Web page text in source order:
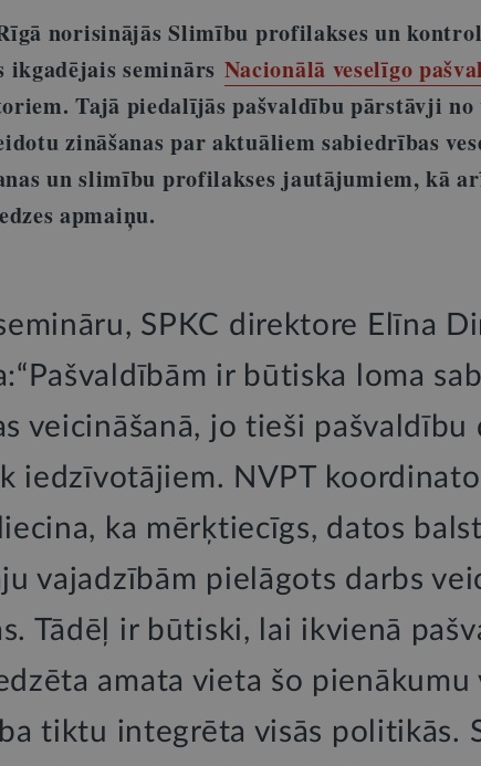
norisinājās Slimību profilakses un
ikgadējais seminārs Nacionālā veselīgo
Tajā piedalījās pašvaldību pārstāvji no
zināšanas par aktuāliem sabiedrības
un slimību profilakses jautājumiem, kā
apmaiņu.
SPKC direktore Elīna
ir būtiska loma
veicināšanā, jo tieši pašvaldību
iedzīvotājiem. NVPT
ka mērķtiecīgs, datos
vajadzībām pielāgots darbs
Tādēļ ir būtiski, lai ikvienā
amata vieta šo pienākumu
tiktu integrēta visās politikās.